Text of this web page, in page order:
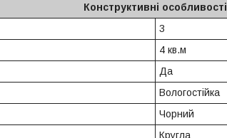
Конструктивні особливості
3
4 кв.м
Да
Вологостійка
Чорний
Кругла